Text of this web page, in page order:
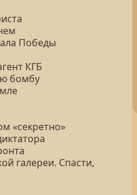
Победы
КГБ
бомбу
«секретно»
галереи. Спасти,